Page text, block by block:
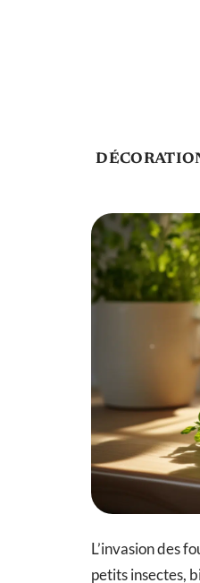
L’invasion des
petits insectes,